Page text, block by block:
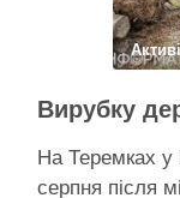
На Теремках у
серпня після